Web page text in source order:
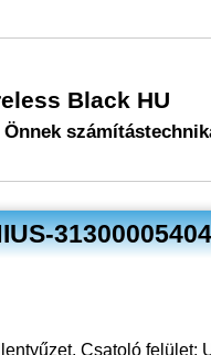
Black HU
Csatoló felület: